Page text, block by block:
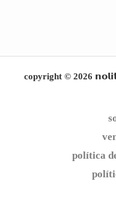
copyright © 2026
política